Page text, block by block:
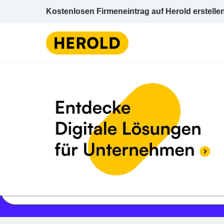
Kostenlosen Firmeneintrag auf Herold